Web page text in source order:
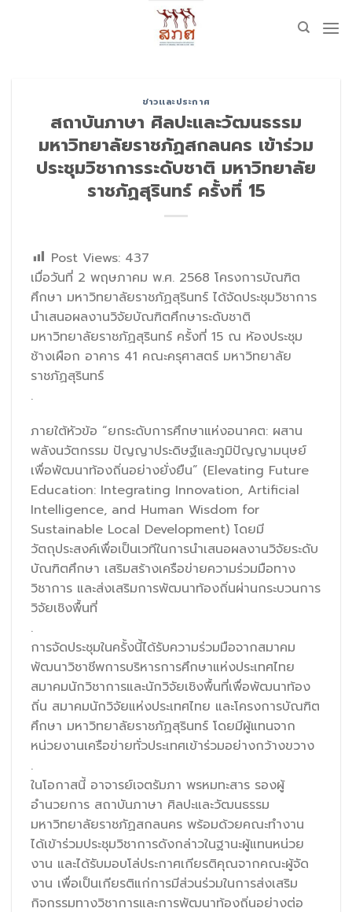
ข่าวเเละประกาศ
สถาบันภาษา ศิลปะและวัฒนธรรม
มหาวิทยาลัยราชภัฏสกลนคร เข้าร่วม
ประชุมวิชาการระดับชาติ มหาวิทยาลัย
ราชภัฏสุรินทร์ ครั้งที่ 15
Post Views: 437
เมื่อวันที่ 2 พฤษภาคม พ.ศ. 2568 โครงการบัณฑิต
ศึกษา มหาวิทยาลัยราชภัฏสุรินทร์ ได้จัดประชุมวิชาการ
นำเสนอผลงานวิจัยบัณฑิตศึกษาระดับชาติ
มหาวิทยาลัยราชภัฏสุรินทร์ ครั้งที่ 15 ณ ห้องประชุม
ช้างเผือก อาคาร 41 คณะครุศาสตร์ มหาวิทยาลัย
ราชภัฏสุรินทร์
.
ภายใต้หัวข้อ “ยกระดับการศึกษาแห่งอนาคต: ผสาน
พลังนวัตกรรม ปัญญาประดิษฐ์และภูมิปัญญามนุษย์
เพื่อพัฒนาท้องถิ่นอย่างยั่งยืน” (Elevating Future
Education: Integrating Innovation, Artificial
Intelligence, and Human Wisdom for
Sustainable Local Development) โดยมี
วัตถุประสงค์เพื่อเป็นเวทีในการนำเสนอผลงานวิจัยระดับ
บัณฑิตศึกษา เสริมสร้างเครือข่ายความร่วมมือทาง
วิชาการ และส่งเสริมการพัฒนาท้องถิ่นผ่านกระบวนการ
วิจัยเชิงพื้นที่
.
การจัดประชุมในครั้งนี้ได้รับความร่วมมือจากสมาคม
พัฒนาวิชาชีพการบริหารการศึกษาแห่งประเทศไทย
สมาคมนักวิชาการและนักวิจัยเชิงพื้นที่เพื่อพัฒนาท้อง
ถิ่น สมาคมนักวิจัยแห่งประเทศไทย และโครงการบัณฑิต
ศึกษา มหาวิทยาลัยราชภัฏสุรินทร์ โดยมีผู้แทนจาก
หน่วยงานเครือข่ายทั่วประเทศเข้าร่วมอย่างกว้างขวาง
.
ในโอกาสนี้ อาจารย์เจตรัมภา พรหมทะสาร รองผู้
อำนวยการ สถาบันภาษา ศิลปะและวัฒนธรรม
มหาวิทยาลัยราชภัฏสกลนคร พร้อมด้วยคณะทำงาน
ได้เข้าร่วมประชุมวิชาการดังกล่าวในฐานะผู้แทนหน่วย
งาน และได้รับมอบโล่ประกาศเกียรติคุณจากคณะผู้จัด
งาน เพื่อเป็นเกียรติแก่การมีส่วนร่วมในการส่งเสริม
กิจกรรมทางวิชาการและการพัฒนาท้องถิ่นอย่างต่อ